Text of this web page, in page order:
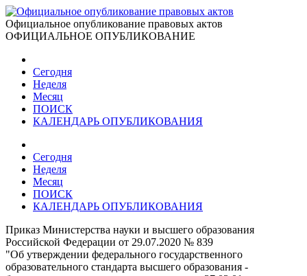
Официальное опубликование правовых актов
ОФИЦИАЛЬНОЕ ОПУБЛИКОВАНИЕ
Сегодня
Неделя
Месяц
ПОИСК
КАЛЕНДАРЬ ОПУБЛИКОВАНИЯ
Сегодня
Неделя
Месяц
ПОИСК
КАЛЕНДАРЬ ОПУБЛИКОВАНИЯ
Приказ Министерства науки и высшего образования
Российской Федерации от 29.07.2020 № 839
"Об утверждении федерального государственного
образовательного стандарта высшего образования -